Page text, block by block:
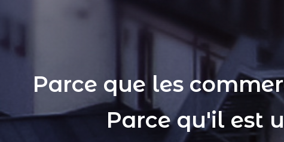
Parce que les
Parce qu'il est